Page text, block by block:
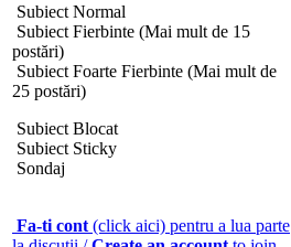
Subiect Normal
Subiect Fierbinte (Mai mult de 15
postări)
Subiect Foarte Fierbinte (Mai mult de
25 postări)
Subiect Blocat
Subiect Sticky
Sondaj
Fa-ti cont (click aici) pentru a lua parte